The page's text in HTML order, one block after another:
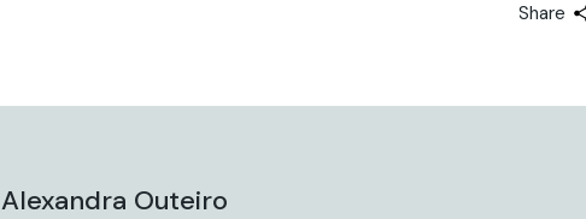
Share
Alexandra Outeiro